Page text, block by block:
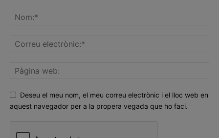
Deseu el meu nom, el meu correu electrònic i el lloc web en
aquest navegador per a la propera vegada que ho faci.